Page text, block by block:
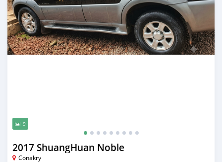
9
2017 ShuangHuan Noble
Conakry